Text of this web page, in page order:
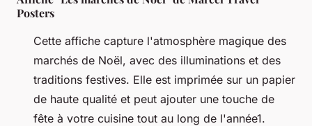
Posters
Cette affiche capture l'atmosphère magique des
marchés de Noël, avec des illuminations et des
traditions festives. Elle est imprimée sur un papier
de haute qualité et peut ajouter une touche de
fête à votre cuisine tout au long de l'année1.